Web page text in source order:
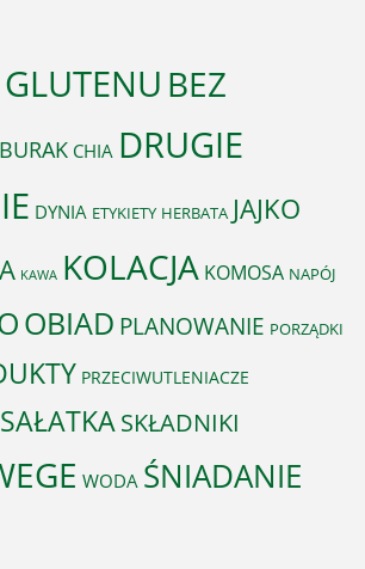
BEZ
BURAK CHIA DRUGIE
DYNIA ETYKIETY HERBATA JAJKO
KAWA KOLACJA KOMOSA NAPÓJ
OBIAD PLANOWANIE PORZĄDKI
PRZECIWUTLENIACZE
SAŁATKASKŁADNIKI
WODA ŚNIADANIE